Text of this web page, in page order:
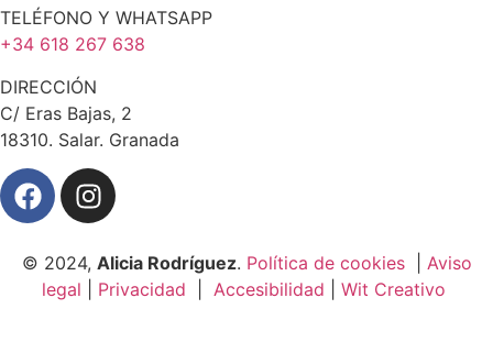
TELÉFONO Y WHATSAPP
+34 618 267 638
DIRECCIÓN
C/ Eras Bajas, 2
18310. Salar. Granada
© 2024, Alicia Rodríguez. Política de cookies| Aviso
legal
Privacidad Accesibilidad Wit Creativo